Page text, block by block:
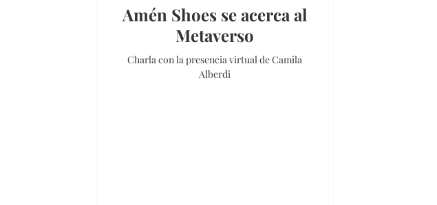
Amén Shoes se acerca al
Metaverso
Charla con la presencia virtual de Camila
Alberdi